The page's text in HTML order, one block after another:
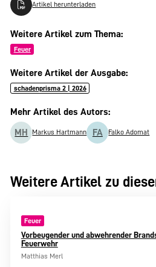
Artikel herunterladen
Weitere Artikel zum Thema:
Feuer
Weitere Artikel der Ausgabe:
schadenprisma 2 | 2026
Mehr Artikel des Autors:
MH Markus Hartmann FA Falko Adomat
Weitere Artikel zu
Feuer
Vorbeugender und abwehrender
Feuerwehr
Matthias Merl